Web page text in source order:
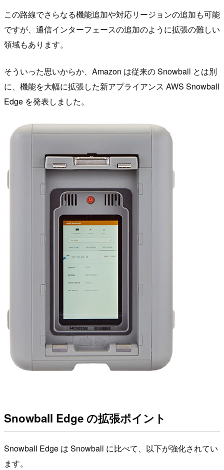
この路線でさらなる機能追加や対応リージョンの追加も可能
ですが、通信インターフェースの追加のように拡張の難しい
領域もあります。
そういった思いからか、Amazon は従来の Snowball とは別
に、機能を大幅に拡張した新アプライアンス AWS Snowball
Edge を発表しました。
Snowball Edge の拡張ポイント
Snowball Edge は Snowball に比べて、以下が強化されてい
ます。